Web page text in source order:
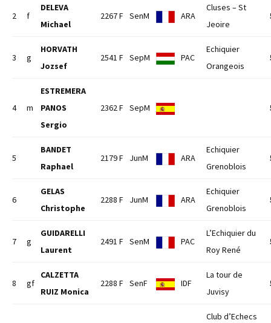
2 f
DELEVA
Michael
2267 F SenM ARA
Cluses – St
Jeoire
3 g
HORVATH
Jozsef
2541 F SepM PAC
Echiquier
Orangeois
4 m
ESTREMERA
PANOS
Sergio
2362 F SepM
5
BANDET
Raphael
2179 F JunM ARA
Echiquier
Grenoblois
6
GELAS
Christophe
2288 F JunM ARA
Echiquier
Grenoblois
7 g
GUIDARELLI
Laurent
2491 F SenM PAC
L’Echiquier du
Roy René
8 gf
CALZETTA
RUIZ Monica
2288 F SenF IDF
La tour de
Juvisy
Club d’Echecs